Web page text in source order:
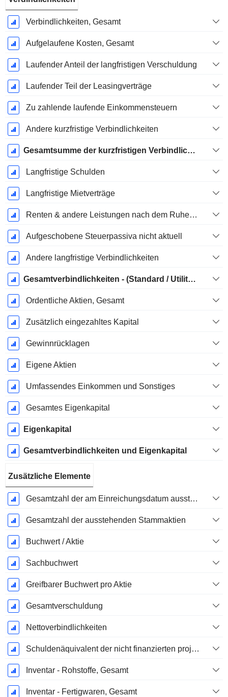
Verbindlichkeiten, Gesamt
Aufgelaufene Kosten, Gesamt
Laufender Anteil der langfristigen Verschuldung
Laufender Teil der Leasingverträge
Zu zahlende laufende Einkommensteuern
Andere kurzfristige Verbindlichkeiten
Gesamtsumme der kurzfristigen Verbindlichkeiten
Langfristige Schulden
Langfristige Mietverträge
Renten & andere Leistungen nach dem Ruhestand
Aufgeschobene Steuerpassiva nicht aktuell
Andere langfristige Verbindlichkeiten
Gesamtverbindlichkeiten - (Standard / Utility Vorlage)
Ordentliche Aktien, Gesamt
Zusätzlich eingezahltes Kapital
Gewinnrücklagen
Eigene Aktien
Umfassendes Einkommen und Sonstiges
Gesamtes Eigenkapital
Eigenkapital
Gesamtverbindlichkeiten und Eigenkapital
Zusätzliche Elemente
Gesamtzahl der am Einreichungsdatum ausstehenden Aktien
Gesamtzahl der ausstehenden Stammaktien
Buchwert / Aktie
Sachbuchwert
Greifbarer Buchwert pro Aktie
Gesamtverschuldung
Nettoverbindlichkeiten
Schuldenäquivalent der nicht finanzierten projizierten Leistungspflicht
Inventar - Rohstoffe, Gesamt
Inventar - Fertigwaren, Gesamt